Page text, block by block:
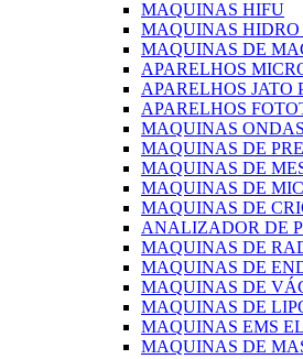
MAQUINAS HIFU
MAQUINAS HIDRO
MAQUINAS DE
APARELHOS
APARELHOS JATO
APARELHOS
MAQUINAS
MAQUINAS DE
MAQUINAS DE
MAQUINAS DE
MAQUINAS DE
ANALIZADOR DE
MAQUINAS DE
MAQUINAS DE
MAQUINAS DE
MAQUINAS DE
MAQUINAS EMS
MAQUINAS DE